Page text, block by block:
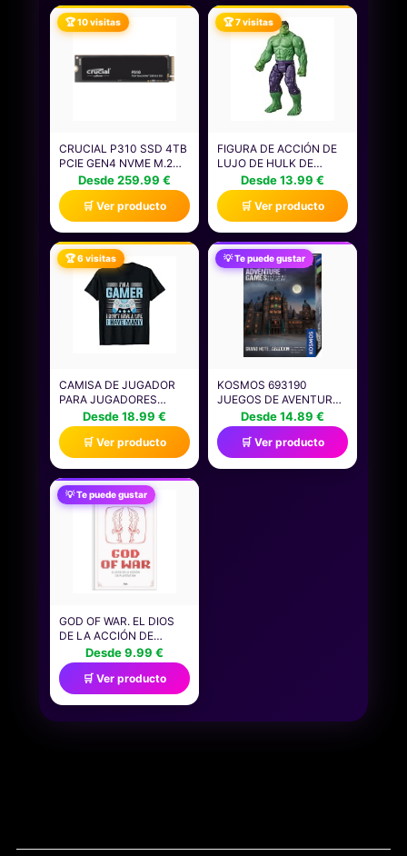
🏆 10 visitas
CRUCIAL P310 SSD 4TB
PCIE GEN4 NVME M.2
2280, DISCO INTERNO,
HASTA 7.100 MB/S,
COMPATIBLE CON
ORDENADOR PORTÁTIL
Y DE SOBREMESA &
CONSOLAS DE JUEGOS
PORTÁTILES -
CT4000P310SSD801
Desde 259.99 €
🛒 Ver producto
🏆 7 visitas
FIGURA DE ACCIÓN DE
LUJO DE HULK DE
MARVEL AVENGERS
TITAN HERO SERIES
BLAST GEAR, JUGUETE
DE SUPERHÉROE PARA
EL JUEGO DE ROL DE 30
CM, NIÑOS DE 4 AÑOS O
MÁS
Desde 13.99 €
🛒 Ver producto
🏆 6 visitas
CAMISA DE JUGADOR
PARA JUGADORES
NIÑOS HOMBRES
VIDEOJUEGOS JUEGOS
CAMISETA
Desde 18.99 €
🛒 Ver producto
💡 Te puede gustar
KOSMOS 693190
JUEGOS DE AVENTURA -
GRAND HOTEL
ABADDON DESCUBRE
LA HISTORIA, JUEGO DE
MESA COOPERATIVO,
PARA 1 A 4 JUGADORES,
Desde 14.89 €
🛒 Ver producto
💡 Te puede gustar
GOD OF WAR. EL DIOS
DE LA ACCIÓN DE
PLAYSTATION: XXVII
(VIDEOJUEGOS
LEGENDARIOS)
Desde 9.99 €
🛒 Ver producto